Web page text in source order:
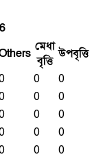
মেধা
বৃত্তি উপবৃত্তি
0
0
0
0
0
0
0
0
0
0